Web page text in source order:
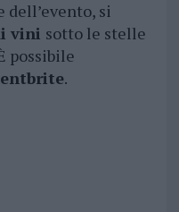
dell’evento, si
vini sotto le stelle
possibile
.